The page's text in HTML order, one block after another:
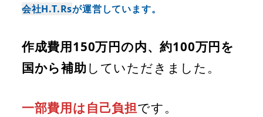
会社H.T.Rsが運営しています。
作成費用150万円の内、約100万円を
国から補助 していただきました。
一部費用は自己負担です。